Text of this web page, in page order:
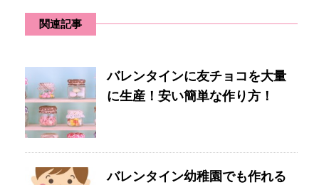
関連記事
バレンタインに友チョコを大量
に生産！安い簡単な作り方！
バレンタイン幼稚園でも作れる